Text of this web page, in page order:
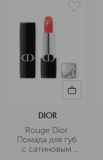
DIOR
Rouge Dior
Помада для губ
с сатиновым